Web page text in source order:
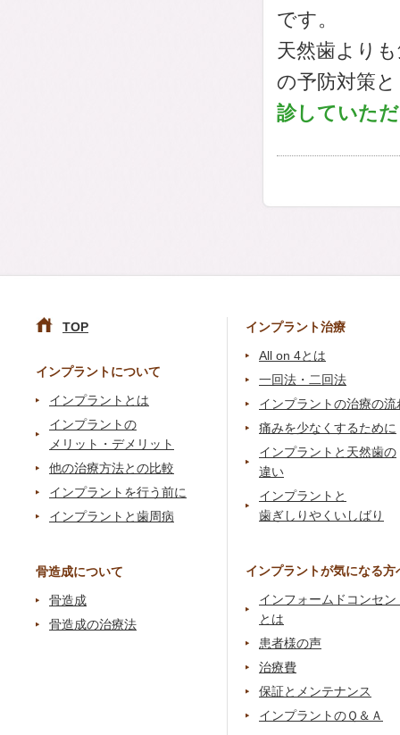
です。
天然歯より
の予防対策
診していた
TOP
インプラントについて
インプラントとは
インプラントの
メリット・デメリット
他の治療方法との比較
インプラントを行う前に
インプラントと歯周病
骨造成について
骨造成
骨造成の治療法
インプラント治療
All on 4とは
一回法・二回法
インプラントの治療の流
痛みを少なくするために
インプラントと天然歯の
違い
インプラントと
歯ぎしりやくいしばり
インプラントが気になる方
インフォームドコンセン
とは
患者様の声
治療費
保証とメンテナンス
インプラントのＱ＆Ａ